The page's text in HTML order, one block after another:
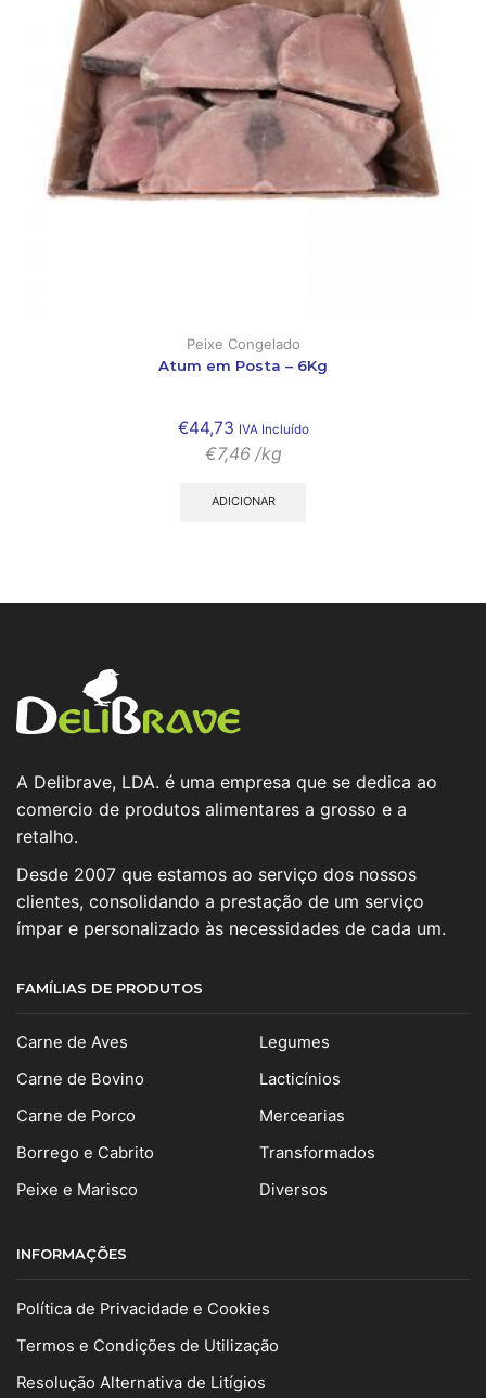
Peixe Congelado
Atum em Posta – 6Kg
€44,73 IVA Incluído
€7,46 /kg
ADICIONAR
A Delibrave, LDA. é uma empresa que se dedica ao
comercio de produtos alimentares a grosso e a
retalho.
Desde 2007 que estamos ao serviço dos nossos
clientes, consolidando a prestação de um serviço
ímpar e personalizado às necessidades de cada um.
FAMÍLIAS DE PRODUTOS
Carne de Aves
Carne de Bovino
Carne de Porco
Borrego e Cabrito
Peixe e Marisco
Legumes
Lacticínios
Mercearias
Transformados
Diversos
INFORMAÇÕES
Política de Privacidade e Cookies
Termos e Condições de Utilização
Resolução Alternativa de Litígios